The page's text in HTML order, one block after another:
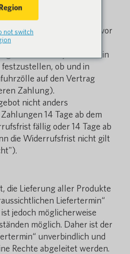
Mehrwertsteuer oder
Versandkosten und
Pocketalk wird vor
alle anfallenden
Sie sind jedoch allein
ob und in
auf den Vertrag
Zahlung).
nicht anders
14 Tage ab dem
fällig oder 14 Tage ab
die Widerrufsfrist nicht gilt
die Lieferung aller Produkte
Liefertermin“
jedoch möglicherweise
möglich. Daher ist der
unverbindlich und
Rechte abgeleitet werden.
not switch